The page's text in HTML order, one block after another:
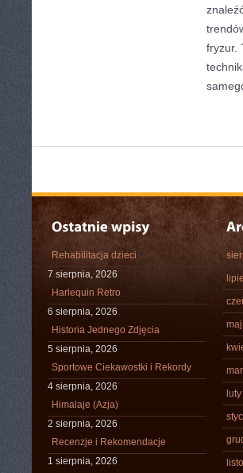
fryzur.
Rehabilitacja dzieci
7 sierpnia, 2026
Harlequin Retro
6 sierpnia, 2026
Historia Jednego Zdjęcia
5 sierpnia, 2026
Sportowe Ciekawostki i Rekordy
4 sierpnia, 2026
Himalaje (Azja)
2 sierpnia, 2026
Recenzje i Rekomendacje
1 sierpnia, 2026